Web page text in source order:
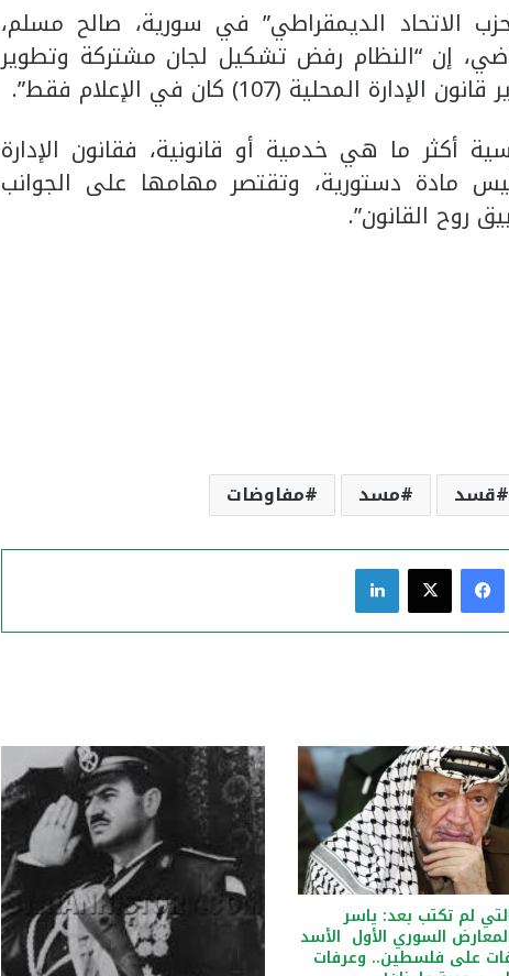
الاتحاد الديمقراطي” في سورية، صالح مسلم،
إن “النظام رفض تشكيل لجان مشتركة وتطوير
(107) كان في الإعلام فقط”.
أكثر ما هي خدمية أو قانونية، فقانون الإدارة
مادة دستورية، وتقتصر مهامها على الجوانب
روح القانون”.
قسد مسد مفاوضات
فيسبوك
لم تكتب بعد: ياسر
السوري الأول الأسد
على فلسطين.. وعرفات